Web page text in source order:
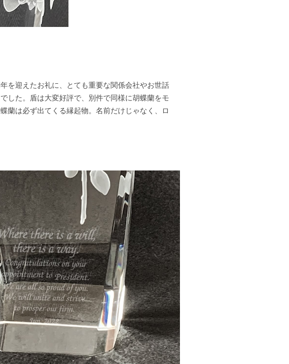
を迎えたお礼に、とても重要な関係会社やお世話
した。盾は大変好評で、別件で同様に胡蝶蘭をモ
蘭は必ず出てくる縁起物。名前だけじゃなく、ロ